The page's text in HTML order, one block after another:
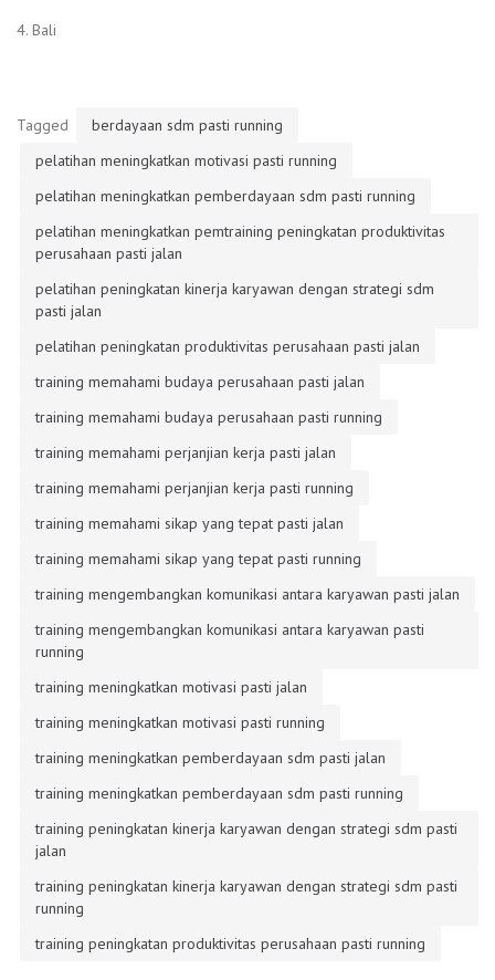
4. Bali
Tagged
berdayaan sdm pasti running
pelatihan meningkatkan motivasi pasti running
pelatihan meningkatkan pemberdayaan sdm pasti running
pelatihan meningkatkan pemtraining peningkatan produktivitas
perusahaan pasti jalan
pelatihan peningkatan kinerja karyawan dengan strategi sdm
pasti jalan
pelatihan peningkatan produktivitas perusahaan pasti jalan
training memahami budaya perusahaan pasti jalan
training memahami budaya perusahaan pasti running
training memahami perjanjian kerja pasti jalan
training memahami perjanjian kerja pasti running
training memahami sikap yang tepat pasti jalan
training memahami sikap yang tepat pasti running
training mengembangkan komunikasi antara karyawan pasti jalan
training mengembangkan komunikasi antara karyawan pasti
running
training meningkatkan motivasi pasti jalan
training meningkatkan motivasi pasti running
training meningkatkan pemberdayaan sdm pasti jalan
training meningkatkan pemberdayaan sdm pasti running
training peningkatan kinerja karyawan dengan strategi sdm pasti
jalan
training peningkatan kinerja karyawan dengan strategi sdm pasti
running
training peningkatan produktivitas perusahaan pasti running